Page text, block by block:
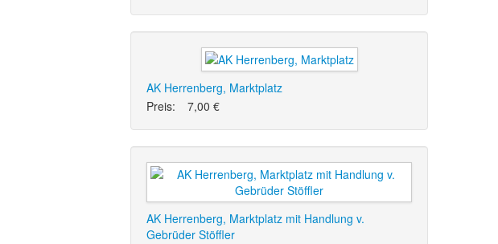
AK Herrenberg, Marktplatz
Preis:
7,00 €
AK Herrenberg, Marktplatz mit Handlung v.
Gebrüder Stöffler